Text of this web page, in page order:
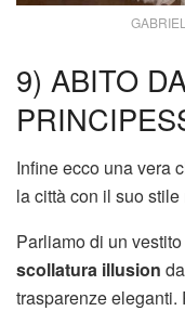
9) ABITO
Infine ecco una vera
la città con il suo
Parliamo di un
scollatura illusion
trasparenze